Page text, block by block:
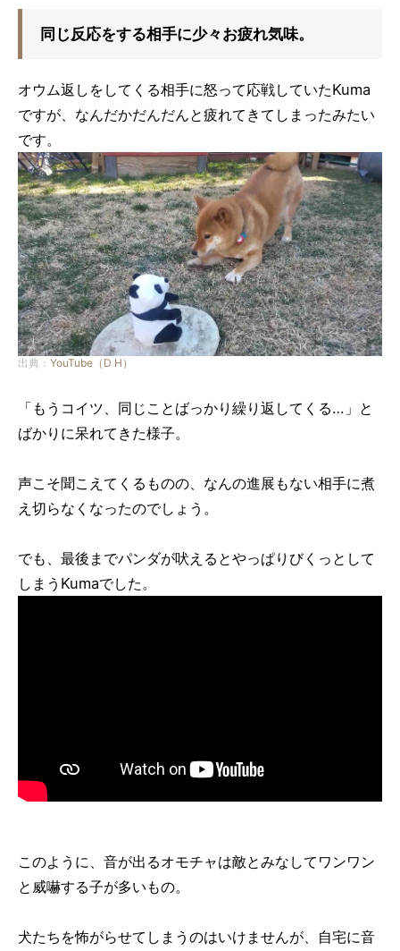
同じ反応をする相手に少々お疲れ気味。
オウム返しをしてくる相手に怒って応戦していたKuma
ですが、なんだかだんだんと疲れてきてしまったみたい
です。
出典： YouTube（D H）
「もうコイツ、同じことばっかり繰り返してくる…」と
ばかりに呆れてきた様子。
声こそ聞こえてくるものの、なんの進展もない相手に煮
え切らなくなったのでしょう。
でも、最後までパンダが吠えるとやっぱりびくっとして
しまうKumaでした。
このように、音が出るオモチャは敵とみなしてワンワン
と威嚇する子が多いもの。
犬たちを怖がらせてしまうのはいけませんが、自宅に音